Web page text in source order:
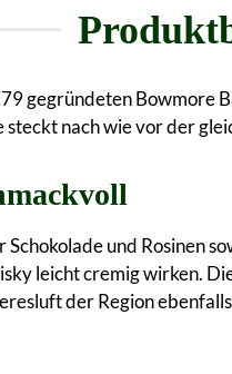
gegründeten Bowmore
nach wie vor der
und Rosinen
leicht cremig wirken.
der Region